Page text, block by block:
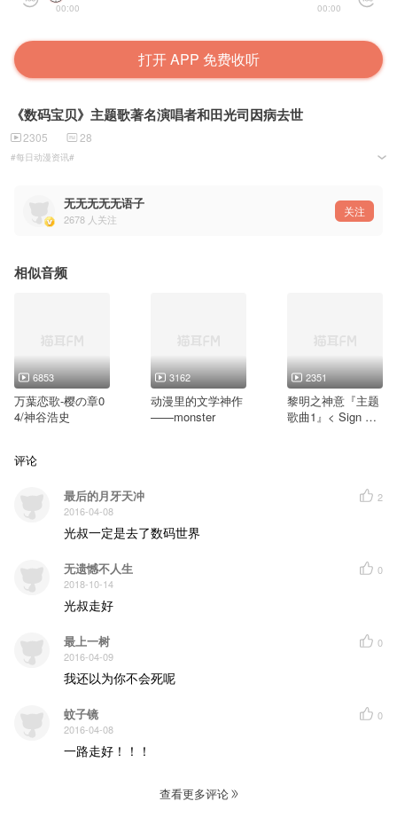
00:00 00:00
打开 APP 免费收听
《数码宝贝》主题歌著名演唱者和田光司因病去世
2305 28
#每日动漫资讯#
无无无无无语子
2678 人关注
关注
相似音频
6853
万葉恋歌-樱の章0
4/神谷浩史
3162
动漫里的文学神作
——monster
2351
黎明之神意『主题
歌曲1』< Sign > -
评论
最后的月牙天冲
2016-04-08
2
光叔一定是去了数码世界
无遗憾不人生
2018-10-14
0
光叔走好
最上一树
2016-04-09
0
我还以为你不会死呢
蚊子镜
2016-04-08
0
一路走好！！！
查看更多评论